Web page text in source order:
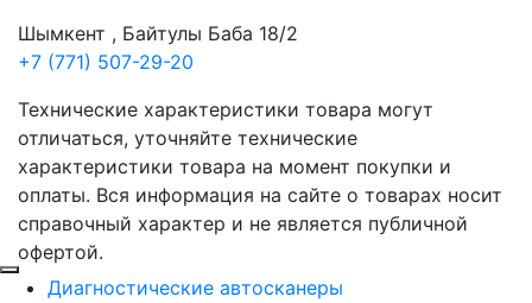
Шымкент , Байтулы Баба 18/2
+7 (771) 507-29-20
Технические характеристики товара могут
отличаться, уточняйте технические
характеристики товара на момент покупки и
оплаты. Вся информация на сайте о товарах носит
справочный характер и не является публичной
офертой.
Диагностические автосканеры